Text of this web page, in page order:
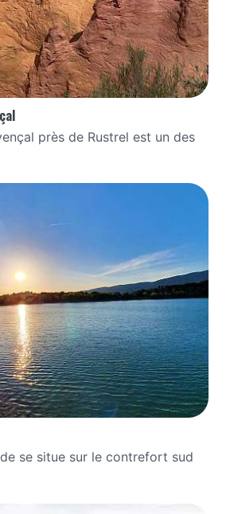
près de Rustrel est un des
se situe sur le contrefort sud